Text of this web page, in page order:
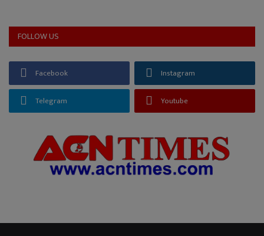
FOLLOW US
Facebook Instagram
Telegram Youtube